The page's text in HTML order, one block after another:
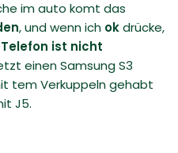
im auto komt das
, und wenn ich okdrücke,
Telefon ist nicht
einen Samsung S3
tem Verkuppeln gehabt
J5.